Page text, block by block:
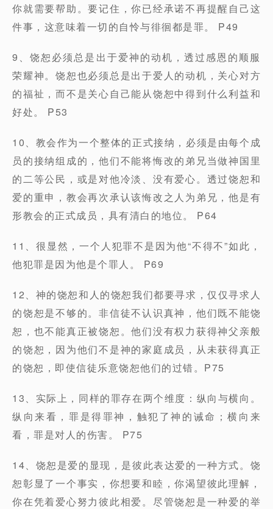
你就需要帮助。要记住，你已经承诺不再提醒自己这
件事，这意味着一切的自怜与徘徊都是罪。 P49
9、饶恕必须总是出于爱神的动机，透过感恩的顺服
荣耀神。饶恕也必须总是出于爱人的动机，关心对方
的福祉，而不是关心自己能从饶恕中得到什么利益和
好处。 P53
10、教会作为一个整体的正式接纳，必须是由每个成
员的接纳组成的，他们不能将悔改的弟兄当做神国里
的二等公民，或是对他冷淡、没有爱心。透过饶恕和
爱的重申，教会再次承认该悔改之人为弟兄，他是有
形教会的正式成员，具有清白的地位。 P64
11、很显然，一个人犯罪不是因为他“不得不”如此，
他犯罪是因为他是个罪人。 P69
12、神的饶恕和人的饶恕我们都要寻求，仅仅寻求人
的饶恕是不够的。非信徒不认识真神，他们既不能饶
恕，也不能真正被饶恕。他们没有权力获得神父亲般
的饶恕，因为他们不是神的家庭成员，从未获得真正
的饶恕，即使信徒乐意饶恕他们的过错。P75
13、实际上，同样的罪存在两个维度：纵向与横向。
纵向来看，罪是得罪神，触犯了神的诫命；横向来
看，罪是对人的伤害。 P75
14、饶恕是爱的显现，是彼此表达爱的一种方式。饶
恕彰显了一个事实，你想要和睦，你渴望彼此理解，
你在凭着爱心努力彼此相爱。尽管饶恕是一种爱的举